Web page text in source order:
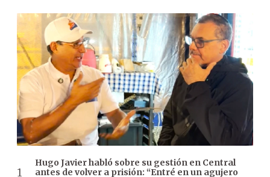
Hugo Javier habló sobre su gestión en Central
antes de volver a prisión: “Entré en un agujero